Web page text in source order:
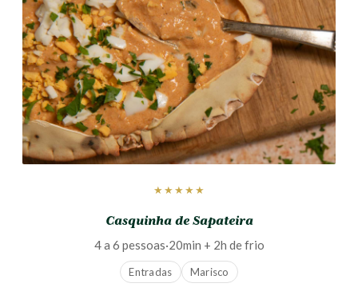
★★★★★
Casquinha de Sapateira
4 a 6 pessoas·20min + 2h de frio
Entradas Marisco